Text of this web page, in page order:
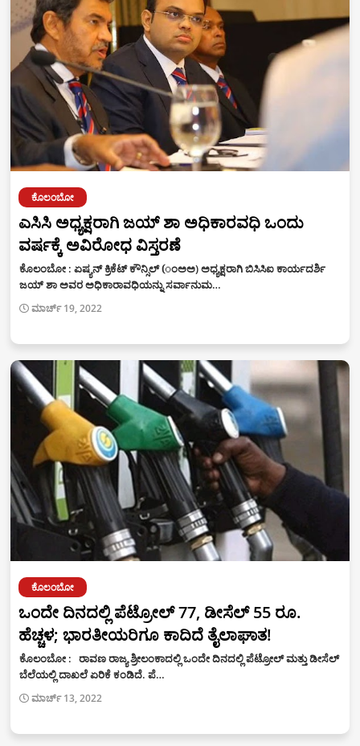
ಕೊಲಂಬೋ
ಎಸಿಸಿ ಅಧ್ಯಕ್ಷರಾಗಿ ಜಯ್ ಶಾ ಅಧಿಕಾರವಧಿ ಒಂದು
ವರ್ಷಕ್ಕೆ ಅವಿರೋಧ ವಿಸ್ತರಣೆ
ಕೊಲಂಬೋ : ಏಷ್ಯನ್ ಕ್ರಿಕೆಟ್ ಕೌನ್ಸಿಲ್ (ಂಅಅ) ಅಧ್ಯಕ್ಷರಾಗಿ ಬಿಸಿಸಿಐ ಕಾರ್ಯದರ್ಶಿ
ಜಯ್ ಶಾ ಅವರ ಅಧಿಕಾರಾವಧಿಯನ್ನು ಸರ್ವಾನುಮ…
ಮಾರ್ಚ್ 19, 2022
ಕೊಲಂಬೋ
ಒಂದೇ ದಿನದಲ್ಲಿ ಪೆಟ್ರೋಲ್​ 77, ಡೀಸೆಲ್​ 55 ರೂ.
ಹೆಚ್ಚಳ; ಭಾರತೀಯರಿಗೂ ಕಾದಿದೆ ತೈಲಾಘಾತ!
ಕೊಲಂಬೋ : ರಾವಣ ರಾಜ್ಯ ಶ್ರೀಲಂಕಾದಲ್ಲಿ ಒಂದೇ ದಿನದಲ್ಲಿ ಪೆಟ್ರೋಲ್​ ಮತ್ತು ಡೀಸೆಲ್​
ಬೆಲೆಯಲ್ಲಿ ದಾಖಲೆ ಏರಿಕೆ ಕಂಡಿದೆ. ಪೆ…
ಮಾರ್ಚ್ 13, 2022